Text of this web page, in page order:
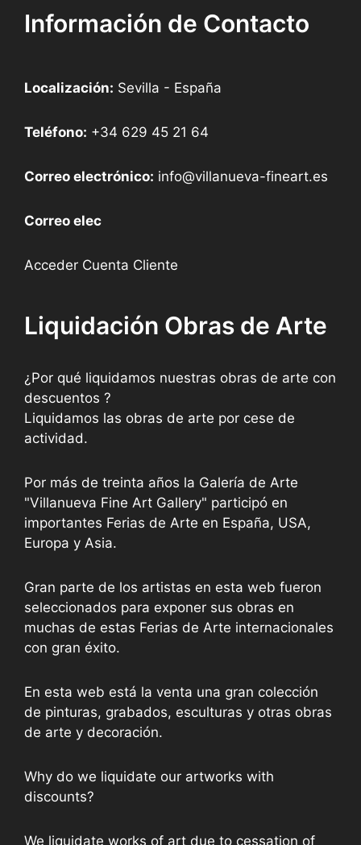
Información de Contacto
Localización: Sevilla - España
Teléfono: +34 629 45 21 64
Correo electrónico: info@villanueva-fineart.es
Correo elec
Acceder Cuenta Cliente
Liquidación Obras de Arte
¿Por qué liquidamos nuestras obras de arte con
descuentos ?
Liquidamos las obras de arte por cese de
actividad.
Por más de treinta años la Galería de Arte
"Villanueva Fine Art Gallery" participó en
importantes Ferias de Arte en España, USA,
Europa y Asia.
Gran parte de los artistas en esta web fueron
seleccionados para exponer sus obras en
muchas de estas Ferias de Arte internacionales
con gran éxito.
En esta web está la venta una gran colección
de pinturas, grabados, esculturas y otras obras
de arte y decoración.
Why do we liquidate our artworks with
discounts?
We liquidate works of art due to cessation of